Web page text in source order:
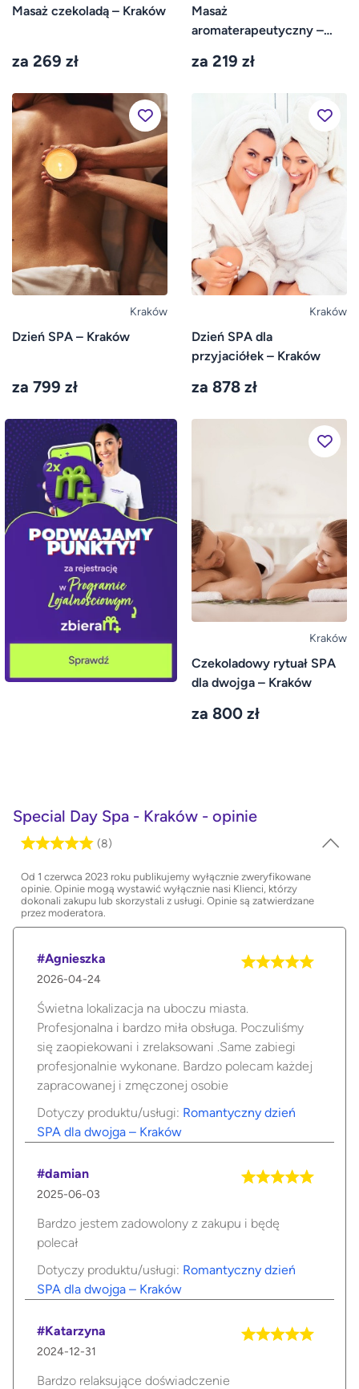
Masaż czekoladą – Kraków
za 269 zł
Masaż
aromaterapeutyczny –
za 219 zł
Kraków
Dzień SPA – Kraków
za 799 zł
Kraków
Dzień SPA dla
przyjaciółek – Kraków
za 878 zł
Kraków
Czekoladowy rytuał SPA
dla dwojga – Kraków
za 800 zł
Special Day Spa - Kraków - opinie
(8)
Od 1 czerwca 2023 roku publikujemy wyłącznie zweryfikowane
opinie. Opinie mogą wystawić wyłącznie nasi Klienci, którzy
dokonali zakupu lub skorzystali z usługi. Opinie są zatwierdzane
przez moderatora.
#Agnieszka
2026-04-24
Świetna lokalizacja na uboczu miasta.
Profesjonalna i bardzo miła obsługa. Poczuliśmy
się zaopiekowani i zrelaksowani .Same zabiegi
profesjonalnie wykonane. Bardzo polecam każdej
zapracowanej i zmęczonej osobie
Dotyczy produktu/usługi: Romantyczny dzień
SPA dla dwojga – Kraków
#damian
2025-06-03
Bardzo jestem zadowolony z zakupu i będę
polecał
Dotyczy produktu/usługi: Romantyczny dzień
SPA dla dwojga – Kraków
#Katarzyna
2024-12-31
Bardzo relaksujące doświadczenie